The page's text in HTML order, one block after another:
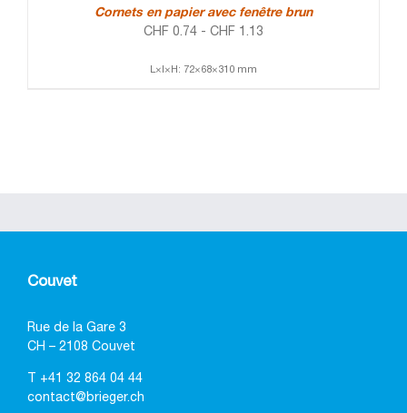
Cornets en papier avec fenêtre brun
CHF 0.74 - CHF 1.13
L×l×H: 72×68×310 mm
Couvet
Rue de la Gare 3
CH – 2108 Couvet
+41 32 864 04 44
contact@brieger.ch